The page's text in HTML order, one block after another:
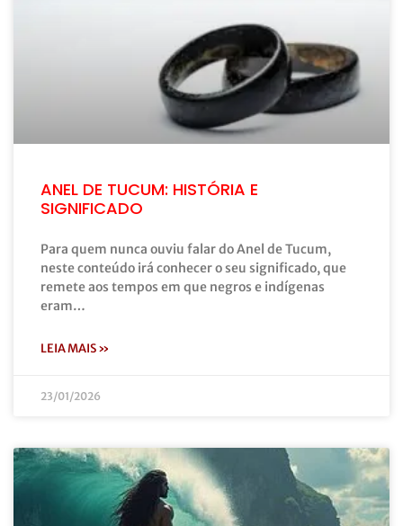
ANEL DE TUCUM: HISTÓRIA E
SIGNIFICADO
Para quem nunca ouviu falar do Anel de Tucum,
neste conteúdo irá conhecer o seu significado, que
remete aos tempos em que negros e indígenas
eram…
LEIA MAIS »
23/01/2026